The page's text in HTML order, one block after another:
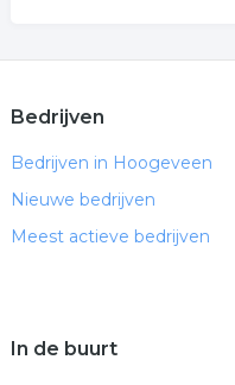
Bedrijven
Bedrijven in Hoogeveen
Nieuwe bedrijven
Meest actieve bedrijven
In de buurt